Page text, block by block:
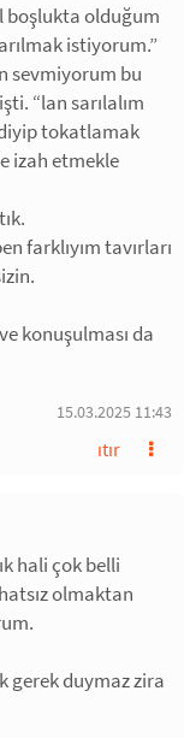
boşlukta olduğum
istiyorum.”
sevmiyorum bu
“lan sarılalım
tokatlamak
izah etmekle
farklıyım tavırları
konuşulması da
15.03.2025 11:43
ıtır
hali çok belli
olmaktan
gerek duymaz zira